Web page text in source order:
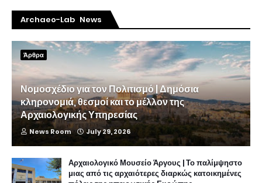
Archaeo-Lab News
Άρθρα
Νομοσχέδιο για τον Πολιτισμό | Δημόσια
κληρονομιά, θεσμοί και το μέλλον της
Αρχαιολογικής Υπηρεσίας
News Room July 29, 2026
Αρχαιολογικό Μουσείο Άργους | Το παλίμψηστο
μιας από τις αρχαιότερες διαρκώς κατοικημένες